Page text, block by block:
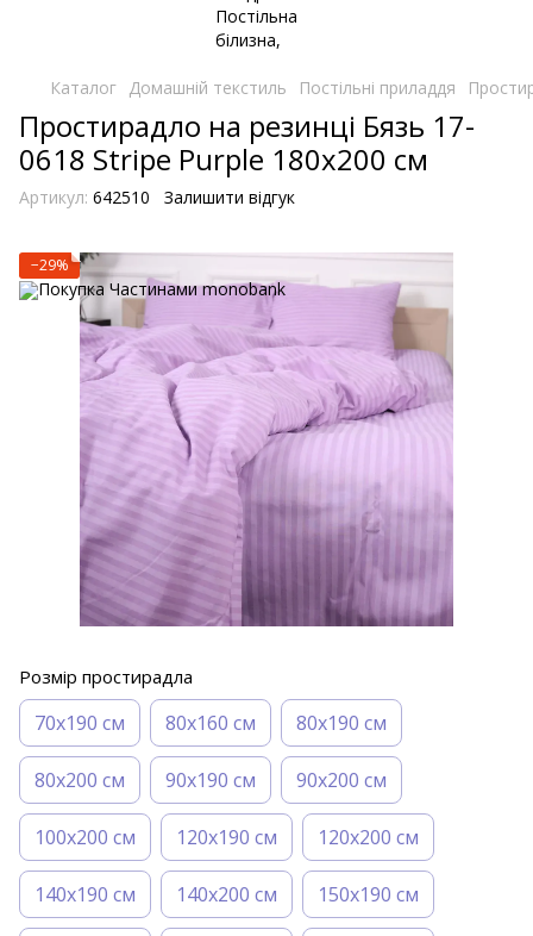
Каталог Домашній текстиль Постільні приладдя
Простирадло на резинці Бязь 17-
0618 Stripe Purple 180х200 см
Артикул: 642510 Залишити відгук
−29%
Розмір простирадла
70х190 см 80х160 см 80х190 см
80х200 см 90х190 см 90х200 см
100х200 см 120х190 см 120х200 см
140х190 см 140х200 см 150х190 см